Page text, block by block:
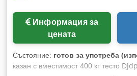
Информация за
цената
Състояние: готов за употреба
казан с вместимост 400 кг тесто